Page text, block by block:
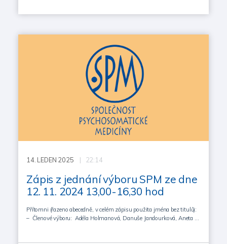
14. LEDEN 2025 | 22:14
Zápis z jednání výboru SPM ze dne
12. 11. 2024 13,00-16,30 hod
Přítomni (řazeno abecedně, v celém zápisu použita jména bez titulů):
– Členové výboru: Adéla Holmanová, Danuše Jandourková, Aneta …